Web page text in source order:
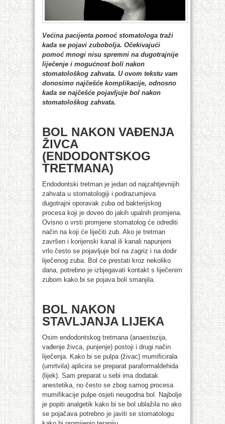
Većina pacijenta pomoć stomatologa traži
kada se pojavi zubobolja. Očekivajući
pomoć mnogi nisu spremni na dugotrajnije
liječenje i mogućnost boli nakon
stomatološkog zahvata. U ovom tekstu vam
donosimo najčešće komplikacije, odnosno
kada se najčešće pojavljuje bol nakon
stomatološkog zahvata.
BOL NAKON VAĐENJA
ŽIVCA
(ENDODONTSKOG
TRETMANA)
Endodontski tretman je jedan od najzahtjevnijih
zahvata u stomatologiji i podrazumjeva
dugotrajni oporavak zuba od bakterijskog
procesa koji je doveo do jakih upalnih promjena.
Ovisno o vrsti promjene stomatolog će odrediti
način na koji će liječiti zub. Ako je tretman
završen i korijenski kanal ili kanali napunjeni
vrlo često se pojavljuje bol na zagriz i na dodir
liječenog zuba. Bol će prestati kroz nekoliko
dana, potrebno je izbjegavati kontakt s liječenim
zubom kako bi se pojava boli smanjila.
BOL NAKON
STAVLJANJA LIJEKA
Osim endodontskog tretmana (anaestezija,
vađenje živca, punjenje) postoji i drugi način
liječenja. Kako bi se pulpa (živac) mumificirala
(umrtvila) aplicira se preparat paraformaldehida
(lijek). Sam preparat u sebi ima dodatak
anestetika, no često se zbog samog procesa
mumifikacije pulpe osjeti neugodna bol. Najbolje
je popiti analgetik kako bi se bol ublažila no ako
se pojačava potrebno je javiti se stomatologu